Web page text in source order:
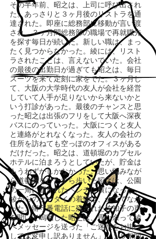
その半年前、昭之は、上司に呼び出され
た。あっさりと３ヶ月後のリストラを通
達された。即座に総務部に移動が言い渡
され、３ヶ月間総務部の職場で再就職先
を探す毎日が続いた。新しい職は、まっ
たく見つからなかった。綾には、リスト
ラされたことは、言えないでいた。会社
の最後の出勤日が過ぎても昭之は、毎日
スーツを来て定刻に家をでた。３ヶ月し
て、大阪の大学時代の友人が会社を経営
していて人手が足りないから来ないかと
いう打診があった。最後のチャンスと思
った昭之は出張のフリをして大阪へ深夜
バスにのっていった。大阪につくと友人
と連絡がとれなくなった。友人の会社の
住所を訪ねても空っぽのオフィスがある
だけだった。昭之は、道頓堀のカプセル
ホテルに泊まろうとしていたが、貯金は
もうわずかしかなかった。思い悩みなが
ら道頓堀をひたすら歩いた昭之は、公園
の一角に置かれたベンチに横になった。
綾からのケータイの着信は、全てでなか
った。留守番電話に残された佐知子の声
を聞いて嗚咽した昭之は、思い余って綾
へメッセージを送った「ご迷惑をお掛け
して大変申し訳ありません」。１５年間